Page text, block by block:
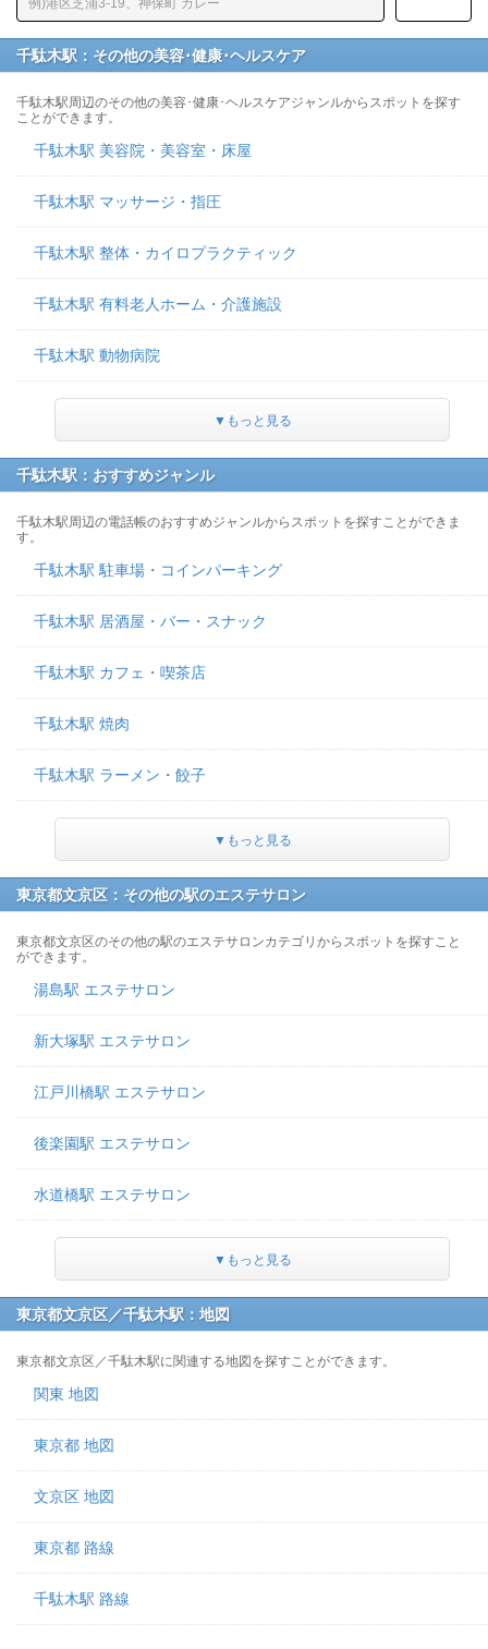
千駄木駅：その他の美容･健康･ヘルスケア
千駄木駅周辺のその他の美容･健康･ヘルスケアジャンルからスポットを探す
ことができます。
千駄木駅 美容院・美容室・床屋
千駄木駅 マッサージ・指圧
千駄木駅 整体・カイロプラクティック
千駄木駅 有料老人ホーム・介護施設
千駄木駅 動物病院
▼もっと見る
千駄木駅：おすすめジャンル
千駄木駅周辺の電話帳のおすすめジャンルからスポットを探すことができま
す。
千駄木駅 駐車場・コインパーキング
千駄木駅 居酒屋・バー・スナック
千駄木駅 カフェ・喫茶店
千駄木駅 焼肉
千駄木駅 ラーメン・餃子
▼もっと見る
東京都文京区：その他の駅のエステサロン
東京都文京区のその他の駅のエステサロンカテゴリからスポットを探すこと
ができます。
湯島駅 エステサロン
新大塚駅 エステサロン
江戸川橋駅 エステサロン
後楽園駅 エステサロン
水道橋駅 エステサロン
▼もっと見る
東京都文京区／千駄木駅：地図
東京都文京区／千駄木駅に関連する地図を探すことができます。
関東 地図
東京都 地図
文京区 地図
東京都 路線
千駄木駅 路線